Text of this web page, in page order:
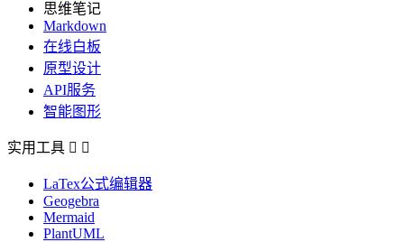
思维笔记
Markdown
在线白板
原型设计
API服务
智能图形
实用工具  
LaTex公式编辑器
Geogebra
Mermaid
PlantUML